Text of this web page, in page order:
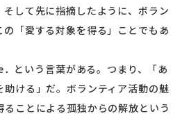
して先に指摘したように、ボラン
「愛する対象を得る」ことでもあ
いう言葉がある。つまり、「あ
ける」だ。ボランティア活動の魅
ことによる孤独からの解放という